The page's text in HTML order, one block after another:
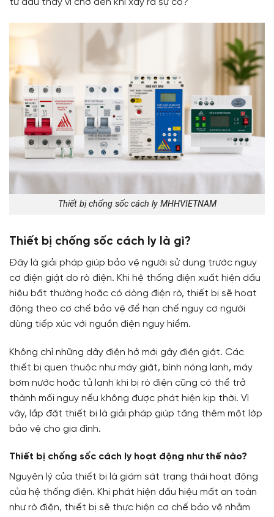
từ đầu thay vì chờ đến khi xảy ra sự cố?
Thiết bị chống sốc cách ly MHHVIETNAM
Thiết bị chống sốc cách ly là gì?
Đây là giải pháp giúp bảo vệ người sử dụng trước nguy
cơ điện giật do rò điện. Khi hệ thống điện xuất hiện dấu
hiệu bất thường hoặc có dòng điện rò, thiết bị sẽ hoạt
động theo cơ chế bảo vệ để hạn chế nguy cơ người
dùng tiếp xúc với nguồn điện nguy hiểm.
Không chỉ những dây điện hở mới gây điện giật. Các
thiết bị quen thuộc như máy giặt, bình nóng lạnh, máy
bơm nước hoặc tủ lạnh khi bị rò điện cũng có thể trở
thành mối nguy nếu không được phát hiện kịp thời. Vì
vậy, lắp đặt thiết bị là giải pháp giúp tăng thêm một lớp
bảo vệ cho gia đình.
Thiết bị chống sốc cách ly hoạt động như thế nào?
Nguyên lý của thiết bị là giám sát trạng thái hoạt động
của hệ thống điện. Khi phát hiện dấu hiệu mất an toàn
như rò điện, thiết bị sẽ thực hiện cơ chế bảo vệ nhằm